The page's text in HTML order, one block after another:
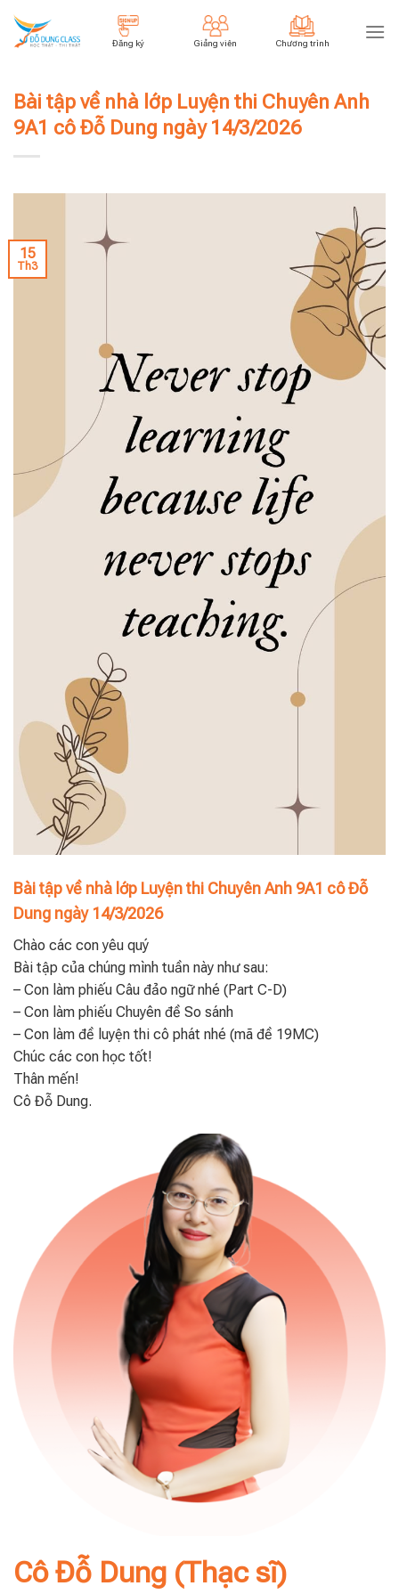
Skip
Đăng ký Giảng viên Chương trình
Bài tập về nhà lớp Luyện thi Chuyên Anh
9A1 cô Đỗ Dung ngày 14/3/2026
15
Th3
Bài tập về nhà lớp Luyện thi Chuyên Anh 9A1 cô Đỗ
Dung ngày 14/3/2026
Chào các con yêu quý
Bài tập của chúng mình tuần này như sau:
– Con làm phiếu Câu đảo ngữ nhé (Part C-D)
– Con làm phiếu Chuyên đề So sánh
– Con làm đề luyện thi cô phát nhé (mã đề 19MC)
Chúc các con học tốt!
Thân mến!
Cô Đỗ Dung.
Cô Đỗ Dung (Thạc sĩ)